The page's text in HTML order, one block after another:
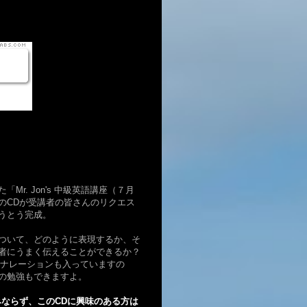
「Mr. Jon's 中級英語講座（７月
CDが受講者の皆さんのリクエス
とう完成。
いて、どのように表現するか、そ
にうまく伝えることができるか？
レーションも入っていますの
勉強もできますよ。
らず、このCDに興味のある方は